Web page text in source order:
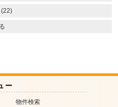
ー
物件検索